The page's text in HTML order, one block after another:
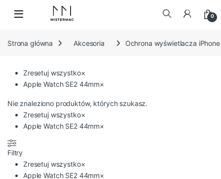
Skip to navigation
0
Strona główna
Akcesoria Ochrona wyświetlacza iPhone
Zresetuj wszystko×
Apple Watch SE2 44mm×
Nie znaleziono produktów, których szukasz.
Zresetuj wszystko×
Apple Watch SE2 44mm×
Filtry
Zresetuj wszystko×
Apple Watch SE2 44mm×